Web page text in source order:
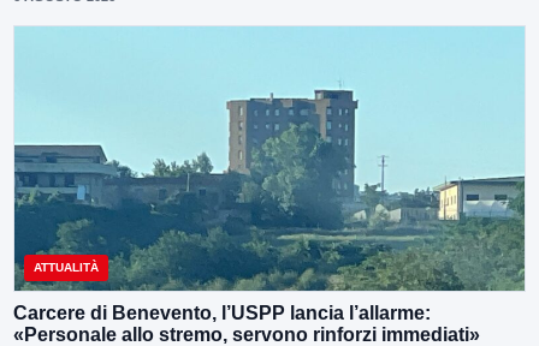
ATTUALITÀ
Carcere di Benevento, l’USPP lancia l’allarme:
«Personale allo stremo, servono rinforzi immediati»